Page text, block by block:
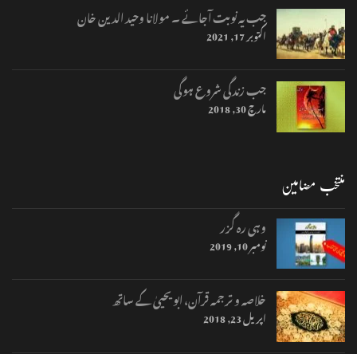
جب یہ نوبت آجائے ۔ مولانا وحید الدین خان
اکتوبر 17, 2021
جب زندگی شروع ہوگی
مارچ 30, 2018
منتخب مضامین
وہی رہ گزر
نومبر 10, 2019
خلاصہ و ترجمہ قرآن، ابو یحییٰ کے ساتھ
اپریل 23, 2018